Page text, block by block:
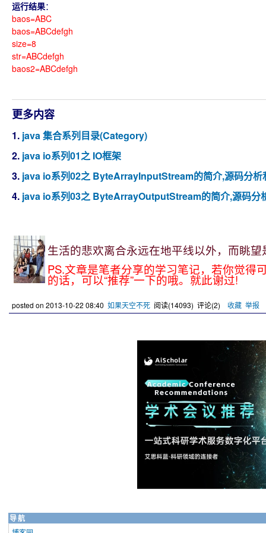
导航
运行结果：
baos=ABC
baos=ABCdefgh
size=8
str=ABCdefgh
baos2=ABCdefgh
更多内容
1. java 集合系列目录(Category)
2. java io系列01之 IO框架
3. java io系列02之 ByteArrayInputStream的简介,源码分
4. java io系列03之 ByteArrayOutputStream的简介,源码分
生活的悲欢离合永远在地平线以外，而眺
PS.文章是笔者分享的学习笔记，若你觉得
的话，可以“推荐”一下的哦。就此谢过!
posted on 2013-10-22 08:40 如果天空不死 阅读(14093) 评论(2) 收藏 举报